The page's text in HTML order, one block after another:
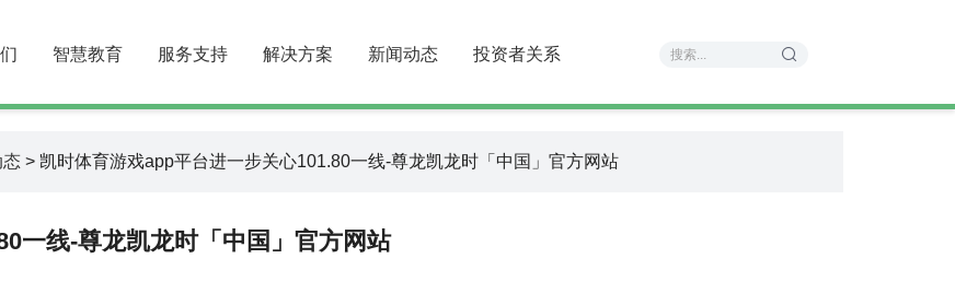
智慧教育 服务支持 解决方案 新闻动态 投资者关系
态 > 凯时体育游戏app平台进一步关心101.80一线-尊龙凯龙时「中国」官方网站
一线-尊龙凯龙时「中国」官方网站